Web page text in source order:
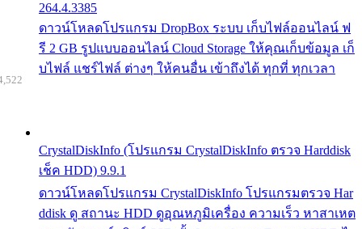
264.4.3385
ดาวน์โหลดโปรแกรม DropBox ระบบ เก็บไฟล์ออนไลน์ ฟ
รี 2 GB รูปแบบออนไลน์ Cloud Storage ให้คุณเก็บข้อมูล เก็
บไฟล์ แชร์ไฟล์ ต่างๆ ให้คนอื่น เข้าถึงได้ ทุกที่ ทุกเวลา
CrystalDiskInfo (โปรแกรม CrystalDiskInfo ตรวจ Harddisk
เช็ค HDD) 9.9.1
ดาวน์โหลดโปรแกรม CrystalDiskInfo โปรแกรมตรวจ Har
ddisk ดู สถานะ HDD ดูอุณหภูมิเครื่อง ความเร็ว หาสาเหต